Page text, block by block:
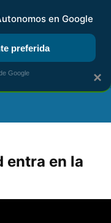
DIGITAL RENTA
entra en la
×
en Google
preferida
Google